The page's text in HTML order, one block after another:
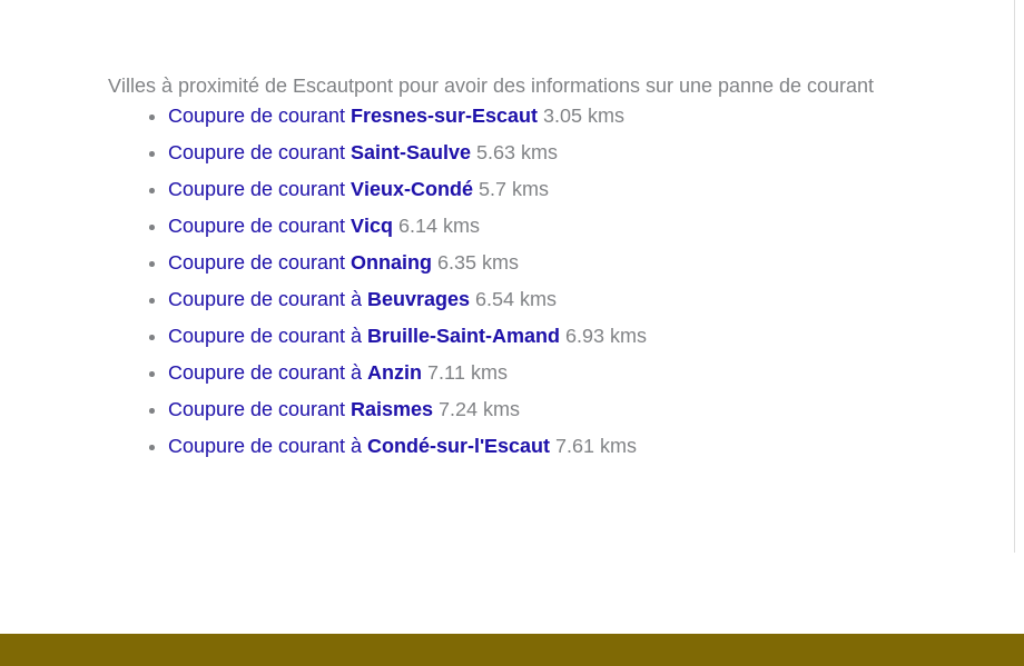
Villes à proximité de Escautpont pour avoir des informations sur une panne de courant
Coupure de courant Fresnes-sur-Escaut 3.05 kms
Coupure de courant Saint-Saulve 5.63 kms
Coupure de courant Vieux-Condé 5.7 kms
Coupure de courant Vicq 6.14 kms
Coupure de courant Onnaing 6.35 kms
Coupure de courant à Beuvrages 6.54 kms
Coupure de courant à Bruille-Saint-Amand 6.93 kms
Coupure de courant à Anzin 7.11 kms
Coupure de courant Raismes 7.24 kms
Coupure de courant à Condé-sur-l'Escaut 7.61 kms